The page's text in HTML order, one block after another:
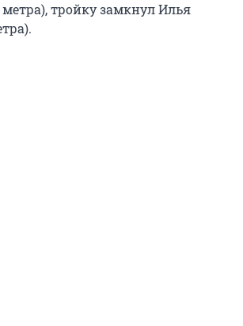
тройку замкнул Илья